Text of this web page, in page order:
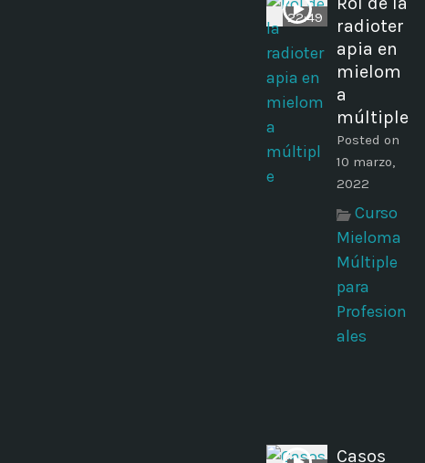
22:49
radioter
apia en
mielom
a
múltiple
Posted on
10 marzo,
2022
Curso
Mieloma
Múltiple
para
Profesion
ales
Casos